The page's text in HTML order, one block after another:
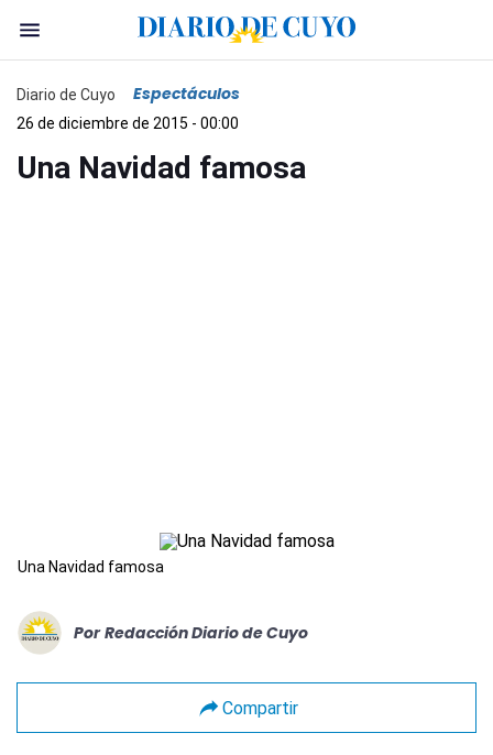
Diario de Cuyo Espectáculos
26 de diciembre de 2015 - 00:00
Una Navidad famosa
Una Navidad famosa
Por Redacción Diario de Cuyo
Compartir